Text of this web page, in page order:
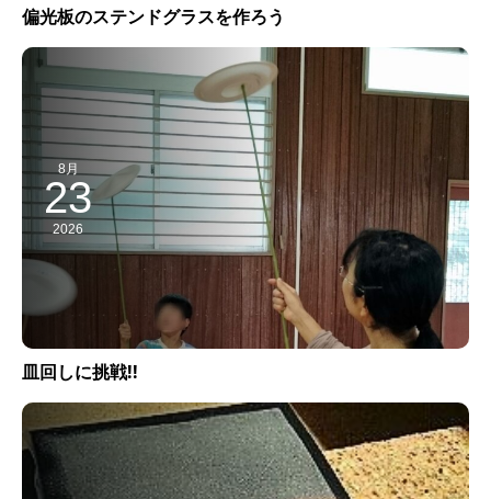
偏光板のステンドグラスを作ろう
8月
23
2026
皿回しに挑戦!!